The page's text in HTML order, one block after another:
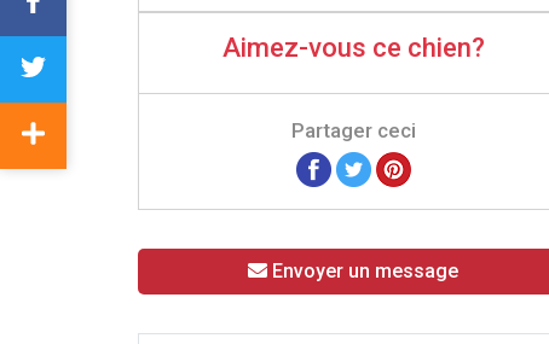
Aimez-vous ce chien?
Partager ceci
Envoyer un message